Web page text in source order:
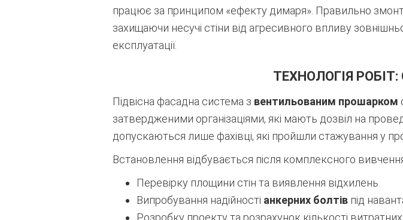
працює за принципом «ефекту димаря». Правильно
захищаючи несучі стіни від агресивного впливу
експлуатації.
ТЕХНОЛОГІЯ
Підвісна фасадна система з вентильованим прошарком
затвердженими організаціями, які мають дозвіл на
допускаються лише фахівці, які пройшли стажування у
Встановлення відбувається після комплексного
Перевірку площини стін та виявлення відхилень.
Випробування надійності анкерних болтівпід
Розробку проекту та розрахунок кількості витратних